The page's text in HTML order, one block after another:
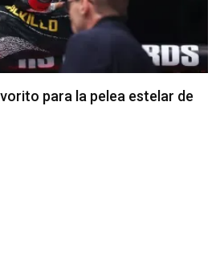
completa del UFC 331